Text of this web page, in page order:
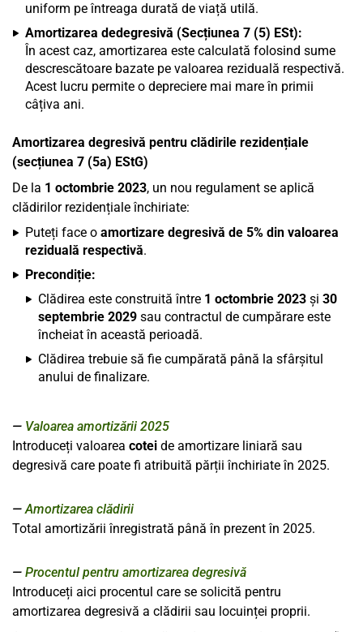
uniform pe întreaga durată de viață utilă.
Amortizarea dedegresivă (Secțiunea 7 (5) ESt):
În acest caz, amortizarea este calculată folosind sume
descrescătoare bazate pe valoarea reziduală respectivă.
Acest lucru permite o depreciere mai mare în primii
câțiva ani.
Amortizarea degresivă pentru clădirile rezidențiale
(secțiunea 7 (5a) EStG)
De la 1 octombrie 2023, un nou regulament se aplică
clădirilor rezidențiale închiriate:
Puteți face o amortizare degresivă de 5% din valoarea
reziduală respectivă.
Precondiție:
Clădirea este construită între 1 octombrie 2023 și 30
septembrie 2029 sau contractul de cumpărare este
încheiat în această perioadă.
Clădirea trebuie să fie cumpărată până la sfârșitul
anului de finalizare.
Valoarea amortizării 2025
Introduceți valoarea cotei de amortizare liniară sau
degresivă care poate fi atribuită părții închiriate în 2025.
Amortizarea clădirii
Total amortizării înregistrată până în prezent în 2025.
Procentul pentru amortizarea degresivă
Introduceți aici procentul care se solicită pentru
amortizarea degresivă a clădirii sau locuinței proprii.